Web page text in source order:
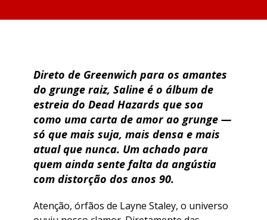
Direto de Greenwich para os amantes
do grunge raiz, Saline é o álbum de
estreia do Dead Hazards que soa
como uma carta de amor ao grunge —
só que mais suja, mais densa e mais
atual que nunca. Um achado para
quem ainda sente falta da angústia
com distorção dos anos 90.
Atenção, órfãos de Layne Staley, o universo